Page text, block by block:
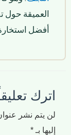
العميقة حول
أفضل
اترك
لن يتم نشر
إليها بـ *